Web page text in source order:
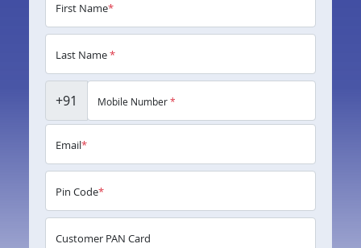
First Name*
Last Name*
+91 Mobile Number*
Email*
Pin Code*
Customer PAN Card